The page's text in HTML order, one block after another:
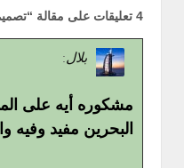
4 تعليقات على مقالة “
بلال:
مشكوره أيه على
البحرين مفيد وفيه